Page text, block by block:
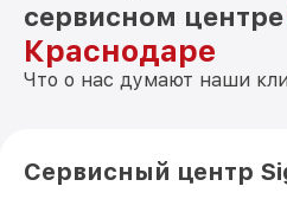
сервисном центре
Краснодаре
Что о нас думают наши
Сервисный центр